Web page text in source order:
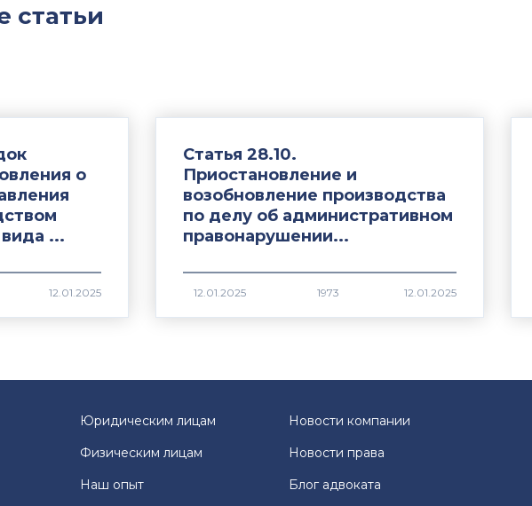
статьи
о
...
Статья 28.10.
Приостановление и
возобновление производства
по делу об административном
правонарушении...
1973
Юридическим лицам
Новости компании
Физическим лицам
Новости права
Наш опыт
Блог адвоката